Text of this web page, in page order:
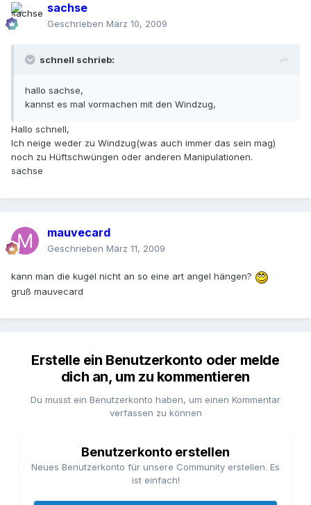
sachse
Geschrieben März 10, 2009
schnell schrieb:
hallo sachse,
kannst es mal vormachen mit den Windzug,
Hallo schnell,
Ich neige weder zu Windzug(was auch immer das sein mag)
noch zu Hüftschwüngen oder anderen Manipulationen.
sachse
mauvecard
Geschrieben März 11, 2009
kann man die kugel nicht an so eine art angel hängen?
gruß mauvecard
Erstelle ein Benutzerkonto oder melde
dich an, um zu kommentieren
Du musst ein Benutzerkonto haben, um einen Kommentar
verfassen zu können
Benutzerkonto erstellen
Neues Benutzerkonto für unsere Community erstellen. Es
ist einfach!